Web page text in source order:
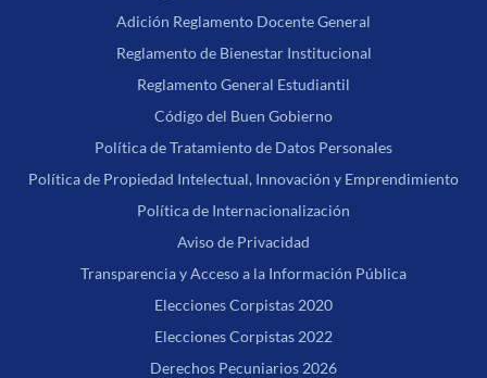
Adición Reglamento Docente General
Reglamento de Bienestar Institucional
Reglamento General Estudiantil
Código del Buen Gobierno
Política de Tratamiento de Datos Personales
Política de Propiedad Intelectual, Innovación y Emprendimiento
Política de Internacionalización
Aviso de Privacidad
Transparencia y Acceso a la Información Pública
Elecciones Corpistas 2020
Elecciones Corpistas 2022
Derechos Pecuniarios 2026